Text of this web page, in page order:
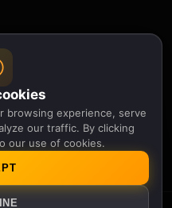
Pinterest
YouTube
browsing experience, serve
our traffic. By clicking
our use of cookies.